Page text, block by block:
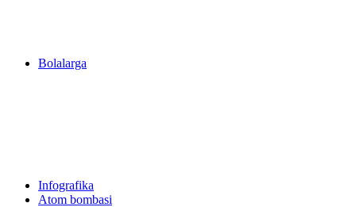
Bolalarga
Infografika
Atom bombasi